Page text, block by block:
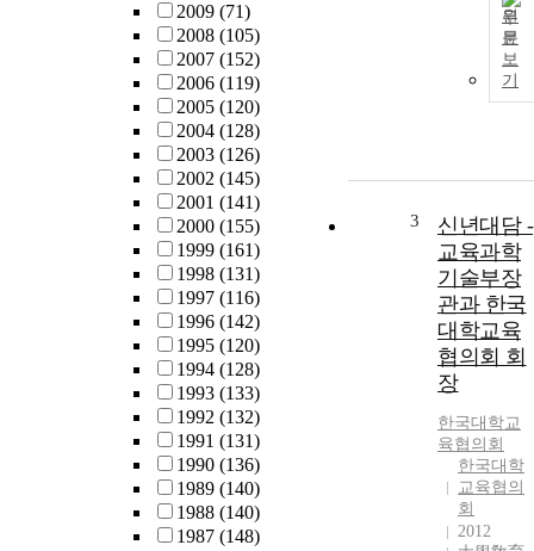
2009 (71)
2008 (105)
2007 (152)
2006 (119)
2005 (120)
2004 (128)
2003 (126)
2002 (145)
2001 (141)
2000 (155)
1999 (161)
1998 (131)
1997 (116)
1996 (142)
1995 (120)
1994 (128)
1993 (133)
1992 (132)
1991 (131)
1990 (136)
1989 (140)
1988 (140)
1987 (148)
원
문
보
기
3
신년대담 -
교육과학
기술부장
관과 한국
대학교육
협의회 회
장
한국대학교
육협의회
한국대학
교육협의
회
2012